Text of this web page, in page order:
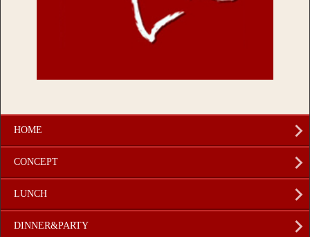
HOME
CONCEPT
LUNCH
DINNER&PARTY